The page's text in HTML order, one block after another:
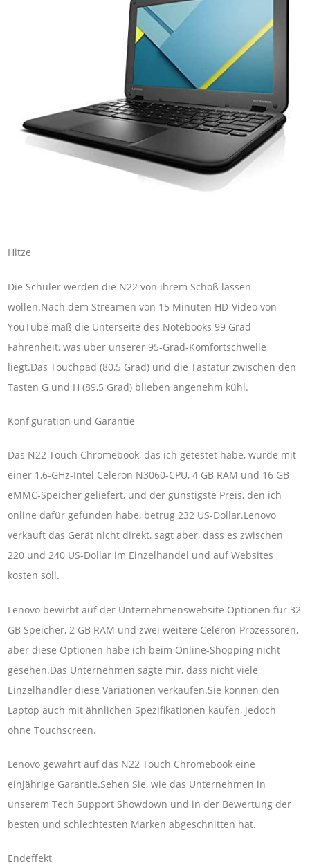
Hitze
Die Schüler werden die N22 von ihrem Schoß lassen
wollen.Nach dem Streamen von 15 Minuten HD-Video von
YouTube maß die Unterseite des Notebooks 99 Grad
Fahrenheit, was über unserer 95-Grad-Komfortschwelle
liegt.Das Touchpad (80,5 Grad) und die Tastatur zwischen den
Tasten G und H (89,5 Grad) blieben angenehm kühl.
Konfiguration und Garantie
Das N22 Touch Chromebook, das ich getestet habe, wurde mit
einer 1,6-GHz-Intel Celeron N3060-CPU, 4 GB RAM und 16 GB
eMMC-Speicher geliefert, und der günstigste Preis, den ich
online dafür gefunden habe, betrug 232 US-Dollar.Lenovo
verkauft das Gerät nicht direkt, sagt aber, dass es zwischen
220 und 240 US-Dollar im Einzelhandel und auf Websites
kosten soll.
Lenovo bewirbt auf der Unternehmenswebsite Optionen für 32
GB Speicher, 2 GB RAM und zwei weitere Celeron-Prozessoren,
aber diese Optionen habe ich beim Online-Shopping nicht
gesehen.Das Unternehmen sagte mir, dass nicht viele
Einzelhändler diese Variationen verkaufen.Sie können den
Laptop auch mit ähnlichen Spezifikationen kaufen, jedoch
ohne Touchscreen.
Lenovo gewährt auf das N22 Touch Chromebook eine
einjährige Garantie.Sehen Sie, wie das Unternehmen in
unserem Tech Support Showdown und in der Bewertung der
besten und schlechtesten Marken abgeschnitten hat.
Endeffekt